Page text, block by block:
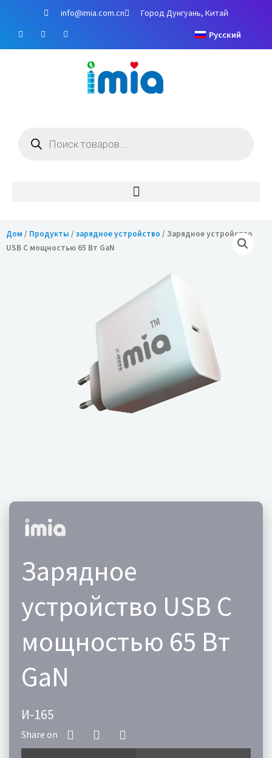
содержимому
info@imia.com.cn Город Дунгуань, Китай
Ф
е
й
Y
o
u
И
н
с
Русский
Дом / Продукты /зарядное устройство / Зарядное устройство
USB C мощностью 65 Вт GaN
Зарядное
устройство USB C
мощностью 65 Вт
GaN
И-165